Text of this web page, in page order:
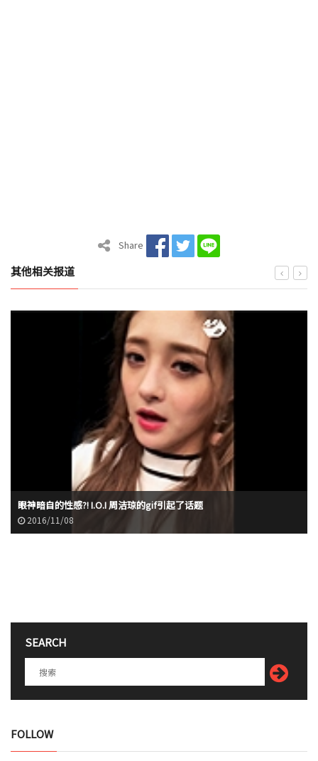
Share
其他相关报道
眼神暗自的性感?! I.O.I 周洁琼的gif引起了话题
2016/11/08
SEARCH
FOLLOW